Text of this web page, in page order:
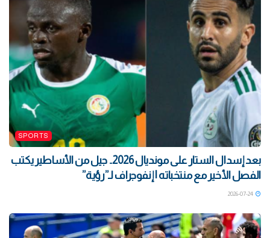
SPORTS
بعد إسدال الستار على مونديال 2026.. جيل من الأساطير يكتب
الفصل الأخير مع منتخباته | إنفوجراف لـ”رؤية”